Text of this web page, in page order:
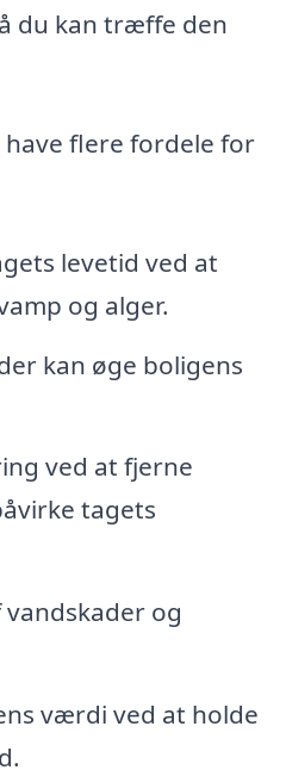
du kan træffe den
flere fordele for
levetid ved at
og alger.
kan øge boligens
ved at fjerne
tagets
og
værdi ved at holde